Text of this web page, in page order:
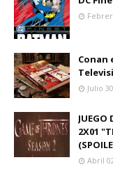
Conan
Julio
JUEGO
2X01
Abril